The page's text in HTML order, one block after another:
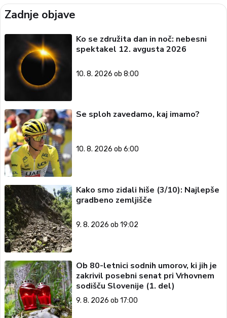
Zadnje objave
Ko se združita dan in noč: nebesni
spektakel 12. avgusta 2026
10. 8. 2026 ob 8:00
Se sploh zavedamo, kaj imamo?
10. 8. 2026 ob 6:00
Kako smo zidali hiše (3/10): Najlepše
gradbeno zemljišče
9. 8. 2026 ob 19:02
Ob 80-letnici sodnih umorov, ki jih je
zakrivil posebni senat pri Vrhovnem
sodišču Slovenije (1. del)
9. 8. 2026 ob 17:00